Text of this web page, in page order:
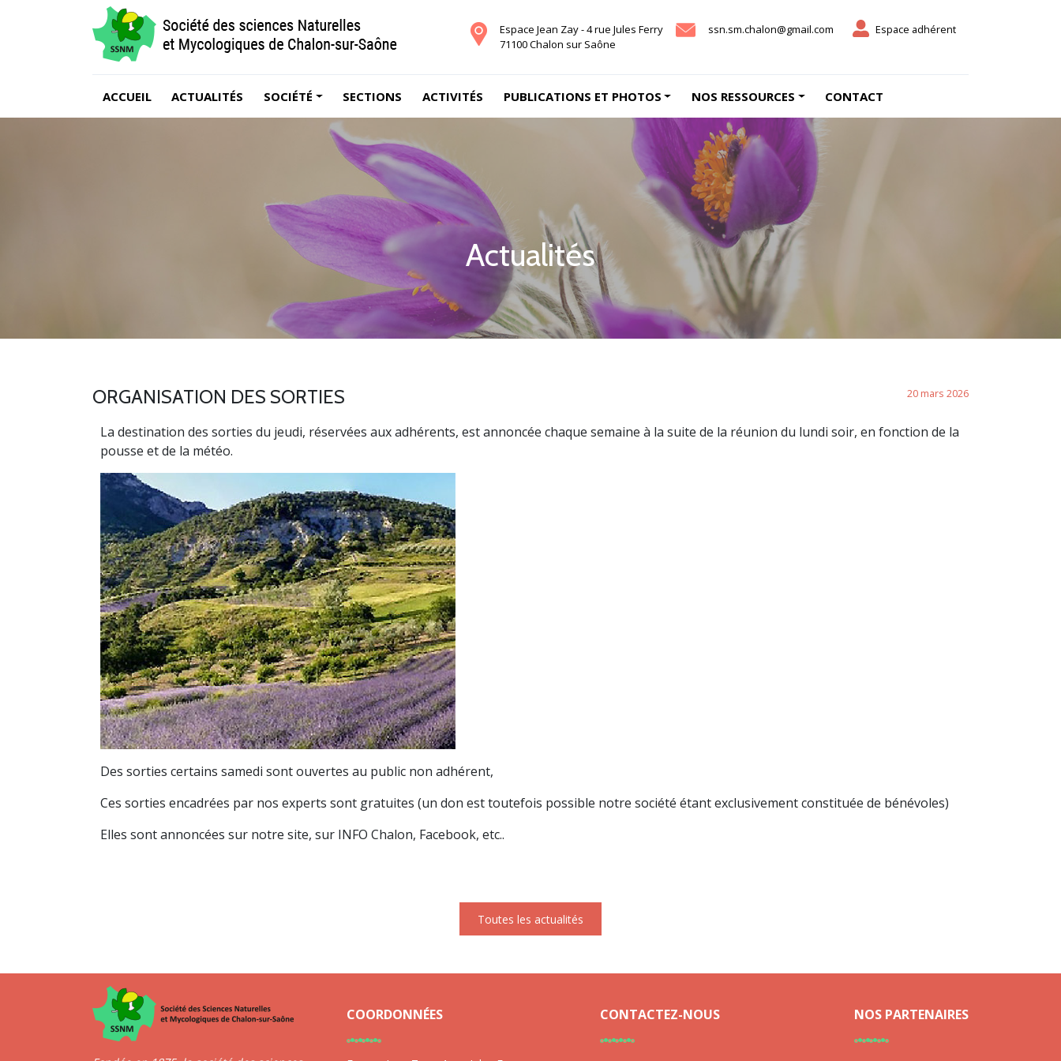
Espace Jean Zay - 4 rue Jules Ferry
71100 Chalon sur Saône
ssn.sm.chalon@gmail.com Espace adhérent
ACCUEIL ACTUALITÉS SOCIÉTÉ SECTIONS ACTIVITÉS PUBLICATIONS ET PHOTOS NOS RESSOURCES CONTACT
Actualités
20 mars 2026
ORGANISATION DES SORTIES
La destination des sorties du jeudi, réservées aux adhérents, est annoncée chaque semaine à la suite de la réunion du lundi soir, en fonction de la
pousse et de la météo.
Des sorties certains samedi sont ouvertes au public non adhérent,
Ces sorties encadrées par nos experts sont gratuites (un don est toutefois possible notre société étant exclusivement constituée de bénévoles)
Elles sont annoncées sur notre site, sur INFO Chalon, Facebook, etc..
Toutes les actualités
COORDONNÉES CONTACTEZ-NOUS NOS PARTENAIRES